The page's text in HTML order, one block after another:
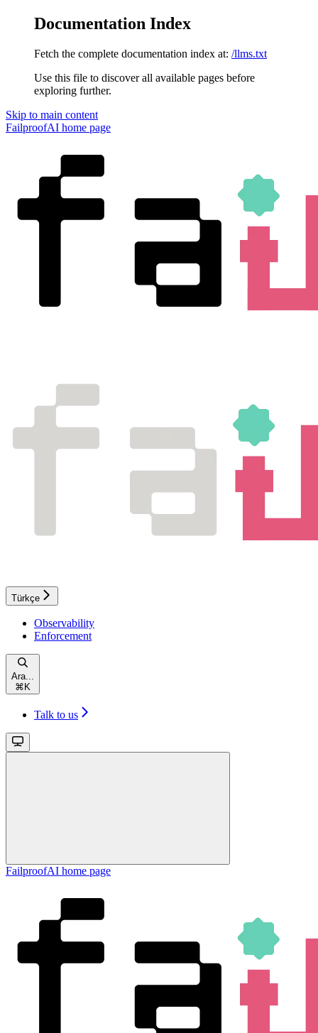
Documentation Index
Fetch the complete documentation index at: /llms.txt
Use this file to discover all available pages before
exploring further.
Skip to main content
FailproofAI home page
Türkçe
Observability
Enforcement
Ara...
⌘ K
Talk to us
FailproofAI home page